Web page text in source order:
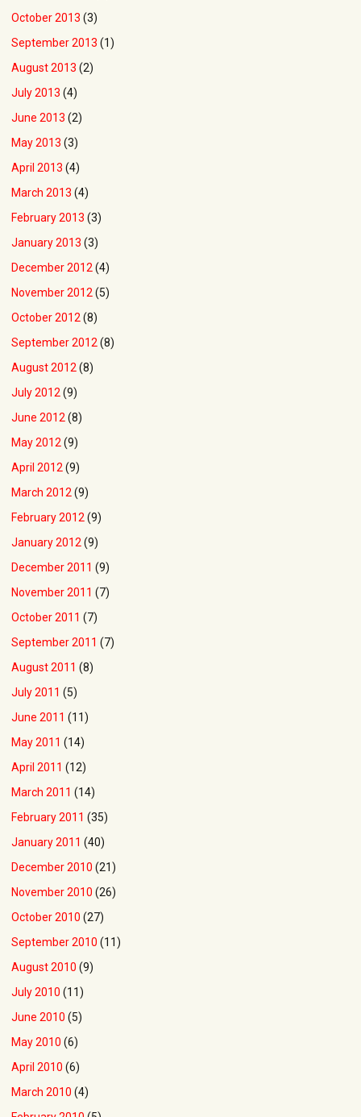
October 2013 (3)
September 2013 (1)
August 2013 (2)
July 2013 (4)
June 2013 (2)
May 2013 (3)
April 2013 (4)
March 2013 (4)
February 2013 (3)
January 2013 (3)
December 2012 (4)
November 2012 (5)
October 2012 (8)
September 2012 (8)
August 2012 (8)
July 2012 (9)
June 2012 (8)
May 2012 (9)
April 2012 (9)
March 2012 (9)
February 2012 (9)
January 2012 (9)
December 2011 (9)
November 2011 (7)
October 2011 (7)
September 2011 (7)
August 2011 (8)
July 2011 (5)
June 2011 (11)
May 2011 (14)
April 2011 (12)
March 2011 (14)
February 2011 (35)
January 2011 (40)
December 2010 (21)
November 2010 (26)
October 2010 (27)
September 2010 (11)
August 2010 (9)
July 2010 (11)
June 2010 (5)
May 2010 (6)
April 2010 (6)
March 2010 (4)